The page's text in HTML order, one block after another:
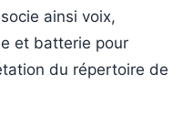
ainsi voix,
et batterie pour
du répertoire de